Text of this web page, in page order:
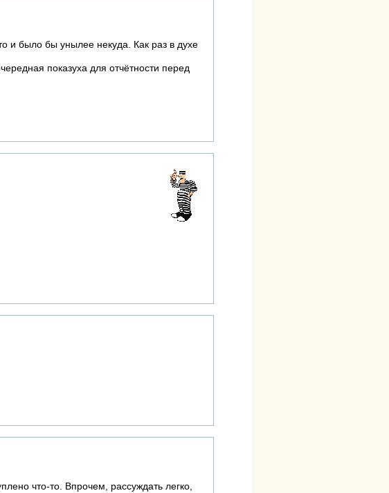
и было бы унылее некуда. Как раз в духе
показуха для отчётности перед
что-то. Впрочем, рассуждать легко,